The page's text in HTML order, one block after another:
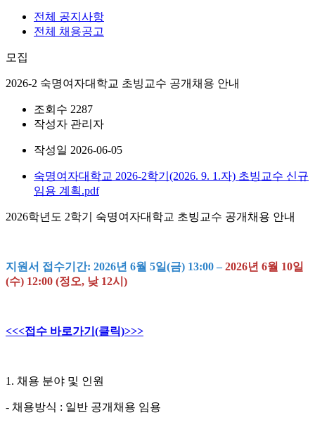
전체 공지사항
전체 채용공고
모집
2026-2 숙명여자대학교 초빙교수 공개채용 안내
조회수 2287
작성자 관리자
작성일 2026-06-05
숙명여자대학교 2026-2학기(2026. 9. 1.자) 초빙교수 신규
임용 계획.pdf
2026학년도 2학기 숙명여자대학교 초빙교수 공개채용 안내
지원서 접수기간: 2026년 6월 5일(금) 13:00 – 2026년 6월 10일
(수) 12:00 (정오, 낮 12시)
<<<접수 바로가기(클릭)>>>
1. 채용 분야 및 인원
- 채용방식 : 일반 공개채용 임용